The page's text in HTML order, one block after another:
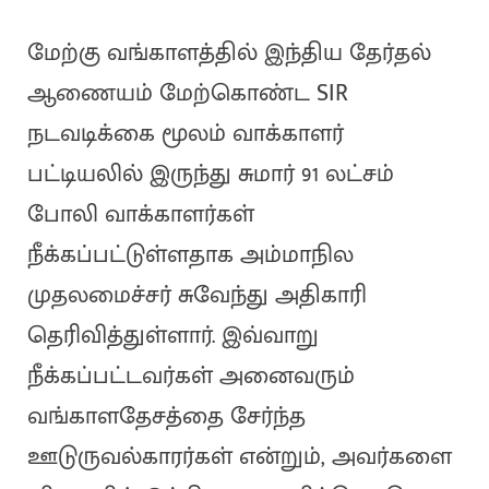
மேற்கு வங்காளத்தில் இந்திய தேர்தல்
ஆணையம் மேற்கொண்ட SIR
நடவடிக்கை மூலம் வாக்காளர்
பட்டியலில் இருந்து சுமார் 91 லட்சம்
போலி வாக்காளர்கள்
நீக்கப்பட்டுள்ளதாக அம்மாநில
முதலமைச்சர் சுவேந்து அதிகாரி
தெரிவித்துள்ளார். இவ்வாறு
நீக்கப்பட்டவர்கள் அனைவரும்
வங்காளதேசத்தை சேர்ந்த
ஊடுருவல்காரர்கள் என்றும், அவர்களை